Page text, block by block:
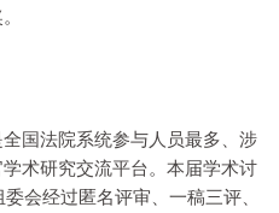
国法院系统参与人员最多、涉
术研究交流平台。本届学术讨
会经过匿名评审、一稿三评、